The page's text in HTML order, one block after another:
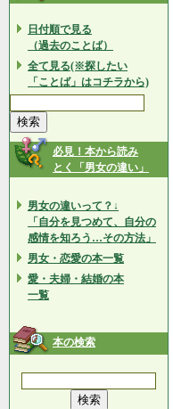
日付順で見る
（過去のことば）
全て見る(※探したい
「ことば」はコチラから)
必見！本から読み
とく「男女の違い」
男女の違いって？↓
「自分を見つめて、自分の
感情を知ろう…その方法」
男女・恋愛の本一覧
愛・夫婦・結婚の本
一覧
本の検索